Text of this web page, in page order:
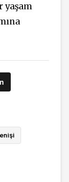
yaşam